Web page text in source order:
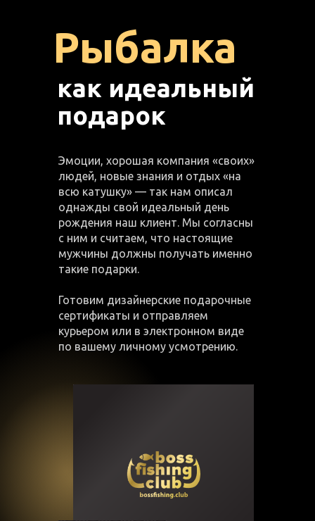
как идеальный
подарок
Рыбалка
Эмоции, хорошая компания «своих»
людей, новые знания и отдых «на
всю катушку» — так нам описал
однажды свой идеальный день
рождения наш клиент. Мы согласны
с ним и считаем, что настоящие
мужчины должны получать именно
такие подарки.
Готовим дизайнерские подарочные
сертификаты и отправляем
курьером или в электронном виде
по вашему личному усмотрению.